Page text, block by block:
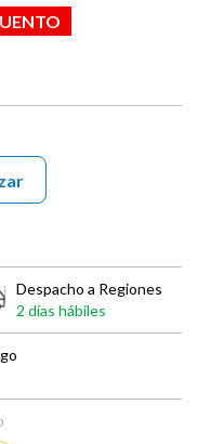
Despacho a Regiones
2 días hábiles